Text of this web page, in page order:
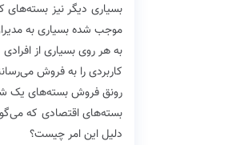
بسیاری دیگر نیز بسته‌های
موجب شده بسیاری به
به هر روی بسیاری از
کاربردی را به فروش
رونق فروش بسته‌های یک
بسته‌های اقتصادی که
دلیل این امر چیست؟